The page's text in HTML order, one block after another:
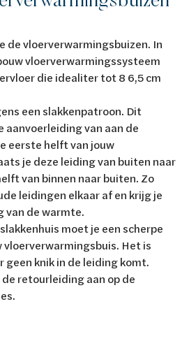
de vloerverwarmingsbuizen. In
vloerverwarmingssysteem
die idealiter tot 8 6,5 cm
een slakkenpatroon. Dit
van aan de
eerste helft van jouw
je deze leiding van buiten naar
van binnen naar buiten. Zo
leidingen elkaar af en krijg je
van de warmte.
moet je een scherpe
vloerverwarmingsbuis. Het is
geen knik in de leiding komt.
retourleiding aan op de